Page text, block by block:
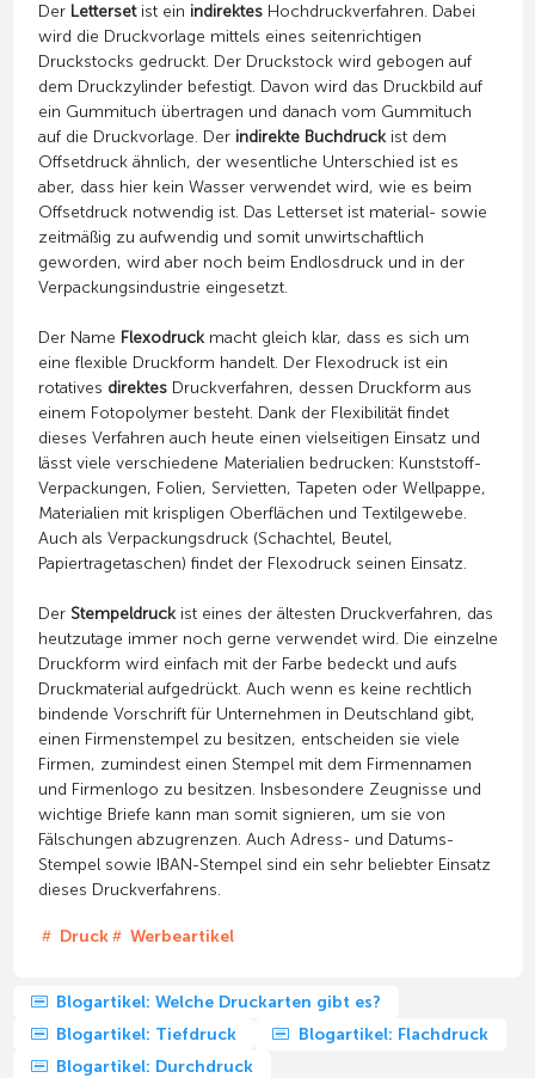
Der Lettersetist ein indirektesHochdruckverfahren. Dabei
wird die Druckvorlage mittels eines seitenrichtigen
Druckstocks gedruckt. Der Druckstock wird gebogen auf
dem Druckzylinder befestigt. Davon wird das Druckbild auf
ein Gummituch übertragen und danach vom Gummituch
auf die Druckvorlage. Der indirekte Buchdruckist dem
Offsetdruck ähnlich, der wesentliche Unterschied ist es
aber, dass hier kein Wasser verwendet wird, wie es beim
Offsetdruck notwendig ist. Das Letterset ist material- sowie
zeitmäßig zu aufwendig und somit unwirtschaftlich
geworden, wird aber noch beim Endlosdruck und in der
Verpackungsindustrie eingesetzt.
Der Name Flexodruckmacht gleich klar, dass es sich um
eine flexible Druckform handelt. Der Flexodruck ist ein
rotatives direktesDruckverfahren, dessen Druckform aus
einem Fotopolymer besteht. Dank der Flexibilität findet
dieses Verfahren auch heute einen vielseitigen Einsatz und
lässt viele verschiedene Materialien bedrucken: Kunststoff-
Verpackungen, Folien, Servietten, Tapeten oder Wellpappe,
Materialien mit krispligen Oberflächen und Textilgewebe.
Auch als Verpackungsdruck (Schachtel, Beutel,
Papiertragetaschen) findet der Flexodruck seinen Einsatz.
Der Stempeldruckist eines der ältesten Druckverfahren, das
heutzutage immer noch gerne verwendet wird. Die einzelne
Druckform wird einfach mit der Farbe bedeckt und aufs
Druckmaterial aufgedrückt. Auch wenn es keine rechtlich
bindende Vorschrift für Unternehmen in Deutschland gibt,
einen Firmenstempel zu besitzen, entscheiden sie viele
Firmen, zumindest einen Stempel mit dem Firmennamen
und Firmenlogo zu besitzen. Insbesondere Zeugnisse und
wichtige Briefe kann man somit signieren, um sie von
Fälschungen abzugrenzen. Auch Adress- und Datums-
Stempel sowie IBAN-Stempel sind ein sehr beliebter Einsatz
dieses Druckverfahrens.
Druck Werbeartikel
Blogartikel: Welche Druckarten gibt es?
Blogartikel: Tiefdruck
Blogartikel: Flachdruck
Blogartikel: Durchdruck